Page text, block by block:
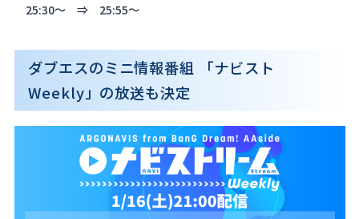
25:30～ ⇒ 25:55～
ダブエスのミニ情報番組 「ナビスト
Weekly」の放送も決定